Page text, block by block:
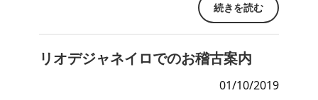
続きを読む
リオデジャネイロでのお稽古案内
01/10/2019